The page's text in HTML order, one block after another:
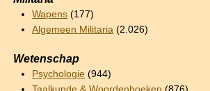
Wapens (177)
Algemeen Militaria (2.026)
Wetenschap
Psychologie (944)